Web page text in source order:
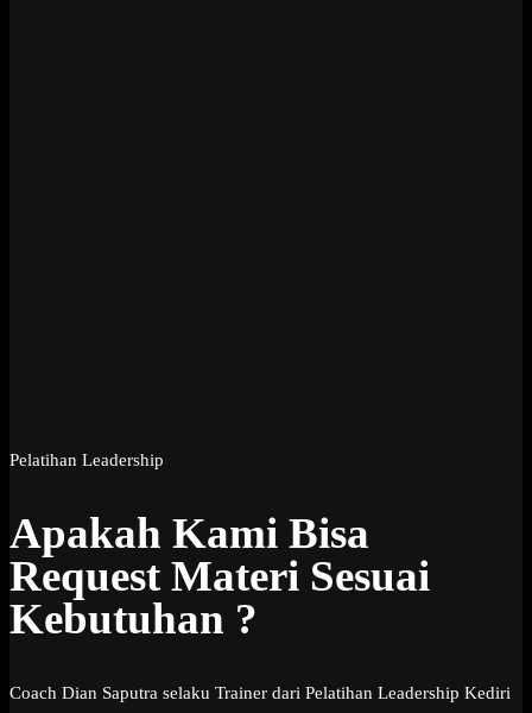
Pelatihan Leadership
Apakah Kami Bisa
Request Materi Sesuai
Kebutuhan ?
Coach Dian Saputra selaku Trainer dari Pelatihan Leadership Kediri